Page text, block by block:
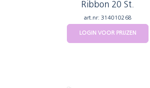
Ribbon 20 St.
art.nr: 314010268
LOGIN VOOR PRIJZEN